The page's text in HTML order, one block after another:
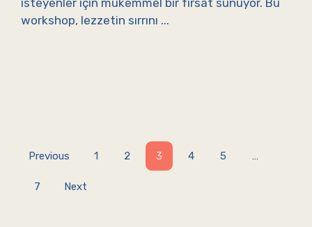
workshop, lezzetin sırrını ...
Previous 1 2 3 4 5 …
7 Next